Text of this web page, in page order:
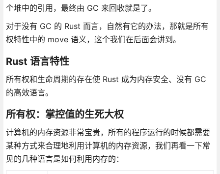
个堆中的引用，最终由 GC 来回收就是了。
对于没有 GC 的 Rust 而言，自然有它的办法，那就是所有
权特性中的 move 语义，这个我们在后面会讲到。
Rust 语言特性
所有权和生命周期的存在使 Rust 成为内存安全、没有 GC
的高效语言。
所有权：掌控值的生死大权
计算机的内存资源非常宝贵，所有的程序运行的时候都需要
某种方式来合理地利用计算机的内存资源，我们再看一下常
见的几种语言是如何利用内存的：